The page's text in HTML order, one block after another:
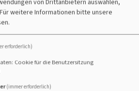
der
von Drittanbietern auswählen,
Für weitere Informationen bitte unsere
erforderlich)
Cookie für die Benutzersitzung
(immer erforderlich)